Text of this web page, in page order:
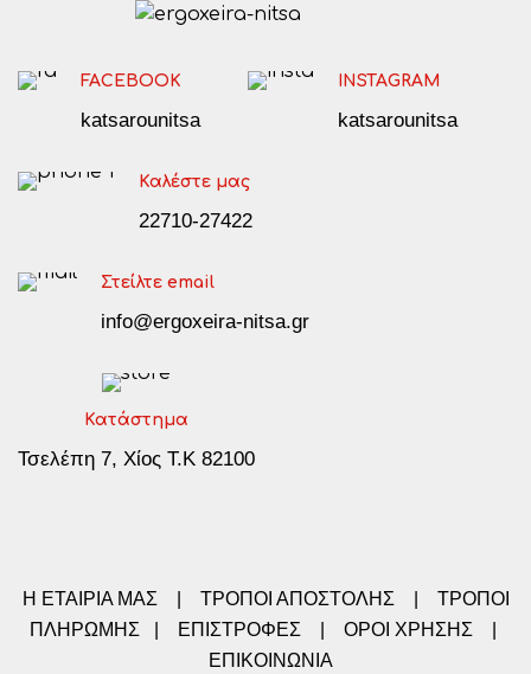
FACEBOOK
katsarounitsa
INSTAGRAM
katsarounitsa
Καλέστε μας
22710-27422
Στείλτε email
info@ergoxeira-nitsa.gr
Κατάστημα
Τσελέπη 7, Χίος Τ.Κ 82100
Η ΕΤΑΙΡΙΑ ΜΑΣ ΤΡΟΠΟΙ ΑΠΟΣΤΟΛΗΣ
ΤΡΟΠΟΙ
ΠΛΗΡΩΜΗΣ
ΕΠΙΣΤΡΟΦΕΣ ΟΡΟΙ ΧΡΗΣΗΣ
ΕΠΙΚΟΙΝΩΝΙΑ